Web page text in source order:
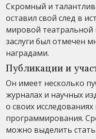
Скромный и
оставил свой след в
мировой театральной
заслуги был отмечен
наградами.
Публикации и
Он имеет несколько
журналах и научных
о своих
программирования.
можно выделить